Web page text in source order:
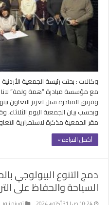
وكالات : بحثت رئيسة الجمعية
مع مؤسسة مبادرة “همة ولمة” لانا
وفريق المبادرة سبل تعزيز التعاون
وبحسب بيان الجمعية اليوم
مقر الجمعية مذكرة لاستمرارية
أكمل القراءة »
دمج التنوع البيولوجي
السياحة والحفاظ على